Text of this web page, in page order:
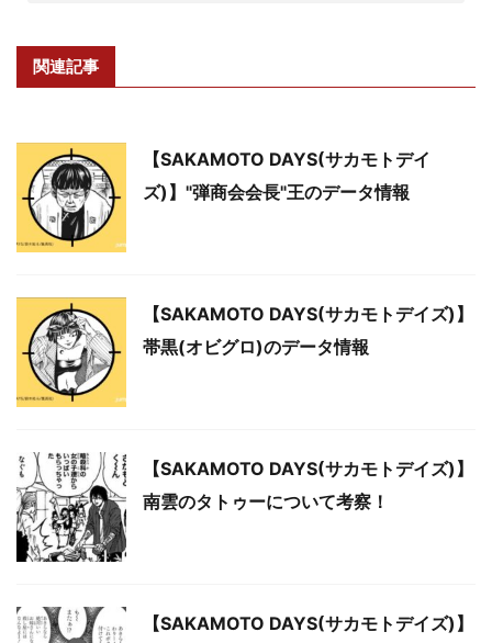
関連記事
【SAKAMOTO DAYS(サカモトデイ
ズ)】"弾商会会長"王のデータ情報
【SAKAMOTO DAYS(サカモトデイズ)】
帯黒(オビグロ)のデータ情報
【SAKAMOTO DAYS(サカモトデイズ)】
南雲のタトゥーについて考察！
【SAKAMOTO DAYS(サカモトデイズ)】